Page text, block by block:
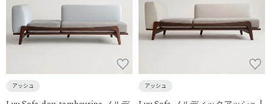
アッシュ アッシュ